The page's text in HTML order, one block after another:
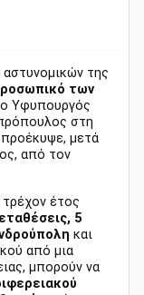
της
των
Υφυπουργός
στη
μετά
από τον
έτος
5
και
από μια
μπορούν να